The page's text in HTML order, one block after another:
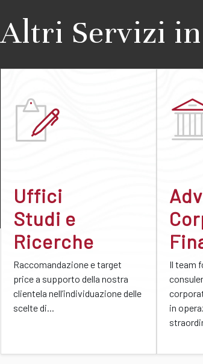
Altri Servizi
Uffici
Studi e
Ricerche
Raccomandazione e target
price a supporto della nostra
clientela nell’individuazione delle
scelte di...
Il team
in